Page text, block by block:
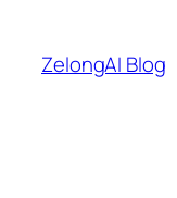
konten
ZelongAI Blog